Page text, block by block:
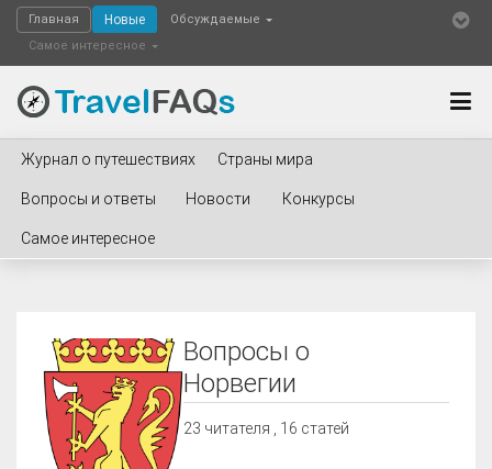
Главная Новые
Обсуждаемые
Самое интересное
Журнал о путешествиях Страны мира
Вопросы и ответы Новости Конкурсы
Самое интересное
Вопросы о
Норвегии
23 читателя , 16 статей